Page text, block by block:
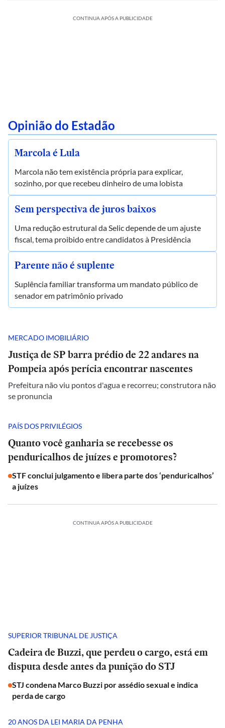
CONTINUA APÓS A PUBLICIDADE
Opinião do Estadão
Marcola é Lula
Marcola não tem existência própria para explicar,
sozinho, por que recebeu dinheiro de uma lobista
Sem perspectiva de juros baixos
Uma redução estrutural da Selic depende de um ajuste
fiscal, tema proibido entre candidatos à Presidência
Parente não é suplente
Suplência familiar transforma um mandato público de
senador em patrimônio privado
MERCADO IMOBILIÁRIO
Justiça de SP barra prédio de 22 andares na
Pompeia após perícia encontrar nascentes
Prefeitura não viu pontos d'agua e recorreu; construtora não
se pronuncia
PAÍS DOS PRIVILÉGIOS
Quanto você ganharia se recebesse os
penduricalhos de juízes e promotores?
STF conclui julgamento e libera parte dos ‘penduricalhos’
a juízes
CONTINUA APÓS A PUBLICIDADE
SUPERIOR TRIBUNAL DE JUSTIÇA
Cadeira de Buzzi, que perdeu o cargo, está em
disputa desde antes da punição do STJ
STJ condena Marco Buzzi por assédio sexual e indica
perda de cargo
20 ANOS DA LEI MARIA DA PENHA